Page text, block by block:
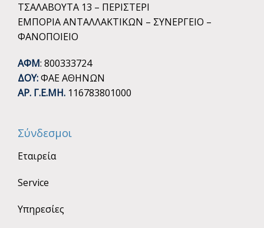
ΤΣΑΛΑΒΟΥΤΑ 13 – ΠΕΡΙΣΤΕΡΙ
ΕΜΠΟΡΙΑ ΑΝΤΑΛΛΑΚΤΙΚΩΝ – ΣΥΝΕΡΓΕΙΟ –
ΦΑΝΟΠΟΙΕΙΟ
ΑΦΜ: 800333724
ΔΟΥ:ΦΑΕ ΑΘΗΝΩΝ
ΑΡ. Γ.Ε.ΜΗ. 116783801000
Σύνδεσμοι
Εταιρεία
Service
Υπηρεσίες